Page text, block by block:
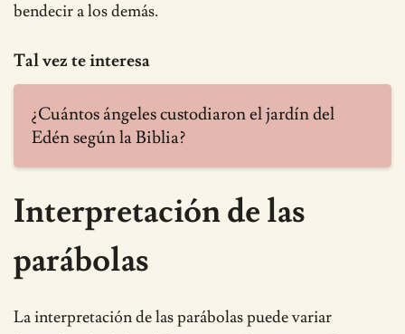
bendecir a los demás.
Tal vez te interesa
¿Cuántos ángeles custodiaron el jardín del
Edén según la Biblia?
Interpretación de las
parábolas
La interpretación de las parábolas puede variar